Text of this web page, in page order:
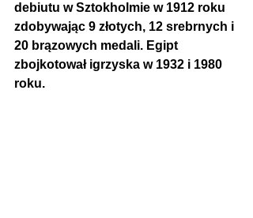
debiutu w Sztokholmie w 1912 roku
zdobywając 9 złotych, 12 srebrnych i
20 brązowych medali. Egipt
zbojkotował igrzyska w 1932 i 1980
roku.